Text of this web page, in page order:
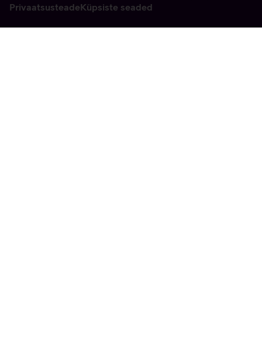
PrivaatsusteadeKüpsiste seaded